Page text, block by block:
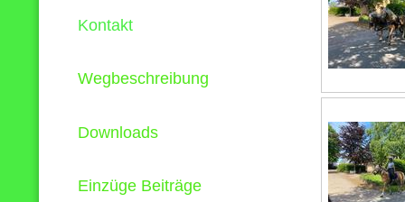
Kontakt
Wegbeschreibung
Downloads
Einzüge Beiträge